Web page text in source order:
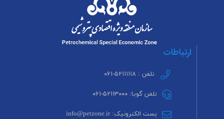
ارتباطات
تلفن : ۵۲۱۱۱۱۱۸-۰۶۱
تلفن گویا: ۵۲۱۱۳۰۰۰-۰۶۱
پست الکترونیک: info@petzone.ir